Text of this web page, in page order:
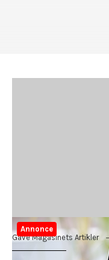
Annonce
Gave Magasinets Artikler